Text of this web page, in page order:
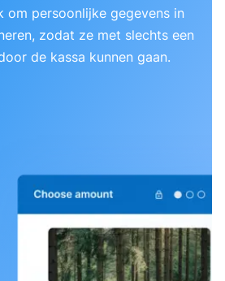
om persoonlijke gegevens in
zodat ze met slechts een
de kassa kunnen gaan.